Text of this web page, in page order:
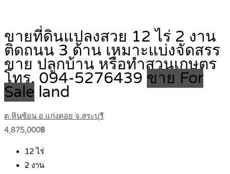
ขายที่ดินแปลงสวย 12 ไร่ 2 งาน
ติดถนน 3 ด้าน เหมาะแบ่งจัดสรร
ขาย ปลูกบ้าน หรือทำสวนเกษตร
โทร. 094-5276439 ขาย For
Sale land
ต.หินซ้อน อ.แก่งคอย จ.สระบุรี
4,875,000฿
12ไร่
2 งาน